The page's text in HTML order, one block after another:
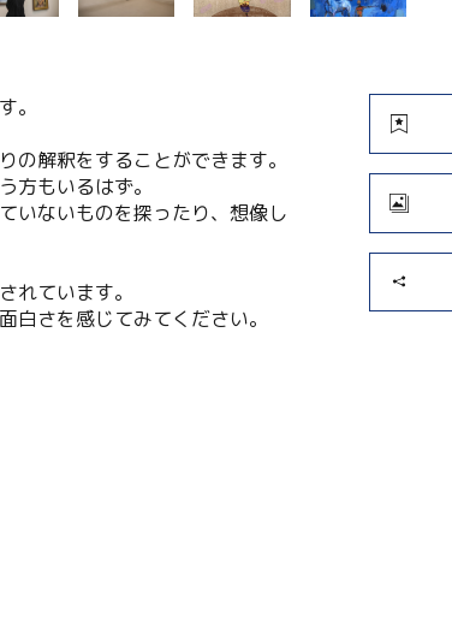
。
解釈をすることができます。
方もいるはず。
いないものを探ったり、想像し
れています。
さを感じてみてください。